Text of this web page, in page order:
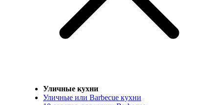
Уличные кухни
Уличные или Barbecue кухни